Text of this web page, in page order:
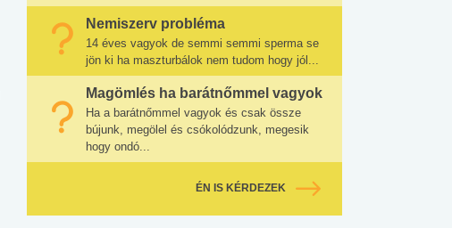
Nemiszerv probléma
14 éves vagyok de semmi semmi sperma se
jön ki ha maszturbálok nem tudom hogy jól...
Magömlés ha barátnőmmel vagyok
Ha a barátnőmmel vagyok és csak össze
bújunk, megölel és csókolódzunk, megesik
hogy ondó...
ÉN IS KÉRDEZEK